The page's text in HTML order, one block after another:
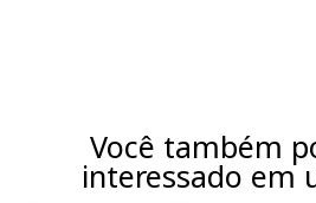
Você também
interessado em